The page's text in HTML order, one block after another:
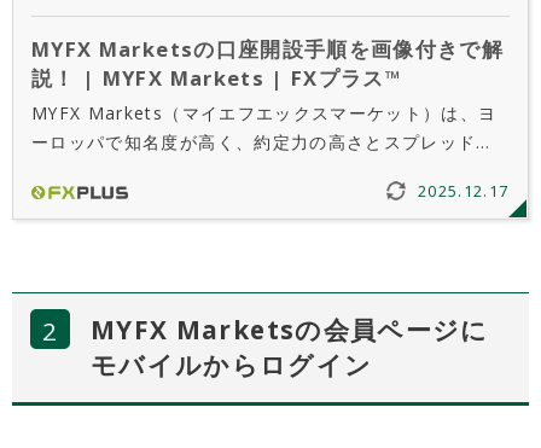
MYFX Marketsの口座開設手順を画像付きで解
説！ | MYFX Markets | FXプラス™
MYFX Markets（マイエフエックスマーケット）は、ヨ
ーロッパで知名度が高く、約定力の高さとスプレッドの
Marketsの口座開設手順を画像付きで詳しく解説しま
2025.12.17
MYFX Marketsの会員ページに
モバイルからログイン